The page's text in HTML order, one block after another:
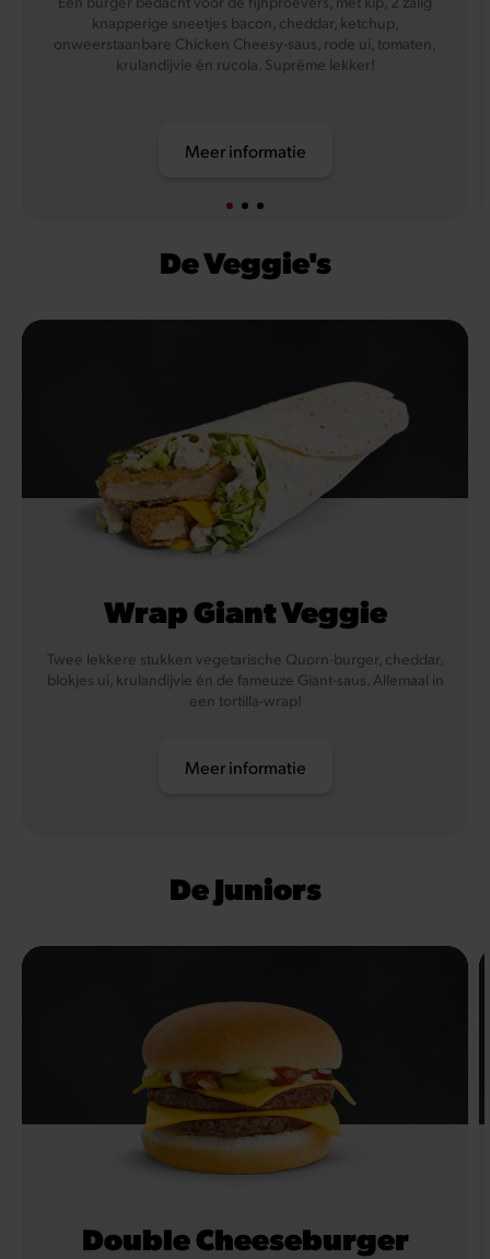
knapperige sneetjes bacon, cheddar, ketchup,
onweerstaanbare Chicken Cheesy-saus, rode ui, tomaten,
krulandijvie én rucola. Suprême lekker!
Meer informatie
De Veggie's
Wrap Giant Veggie
Twee lekkere stukken vegetarische Quorn-burger, cheddar,
blokjes ui, krulandijvie én de fameuze Giant-saus. Allemaal in
een tortilla-wrap!
Meer informatie
De Juniors
Double Cheeseburger